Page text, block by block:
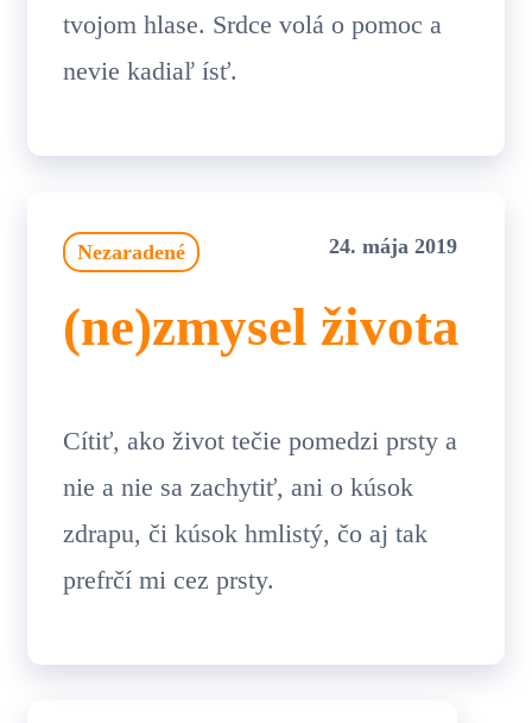
tvojom hlase. Srdce volá o pomoc a
nevie kadiaľ ísť.
Nezaradené 24. mája 2019
(ne)zmysel života
Cítiť, ako život tečie pomedzi prsty a
nie a nie sa zachytiť, ani o kúsok
zdrapu, či kúsok hmlistý, čo aj tak
prefrčí mi cez prsty.